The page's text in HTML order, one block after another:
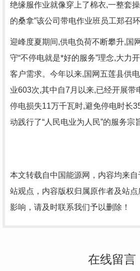
绝缘服作业就像穿上了棉衣,一整套
的桑拿”该公司带电作业班员工郑召环
迎峰度夏期间,供电负荷不断攀升,国
守“不停电就是*好的服务”理念,大力
客户需求。今年以来,国网五莲县供
业603次,其中自7月以来,已经开展带
停电损失11万千瓦时,避免停电时长
动践行了“人民电业为人民”的服务宗
本文转载自中国能源网，内容均来
站观点，内容版权归属原作者及站
影响，请及时联系我们予以删除！
在线留言